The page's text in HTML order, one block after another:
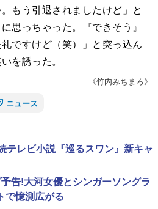
もう引退されましたけど」と
思っちゃった。『できそう』
ですけど（笑）」と突っ込ん
を誘った。
《竹内みちまろ》
ニュース
テレビ小説『巡るスワン』新キャ
告!大河女優とシンガーソングラ
で憶測広がる